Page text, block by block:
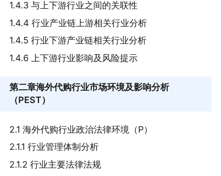
1.4.3 与上下游行业之间的关联性
1.4.4 行业产业链上游相关行业分析
1.4.5 行业下游产业链相关行业分析
1.4.6 上下游行业影响及风险提示
第二章海外代购行业市场环境及影响分析
（PEST）
2.1 海外代购行业政治法律环境（P）
2.1.1 行业管理体制分析
2.1.2 行业主要法律法规